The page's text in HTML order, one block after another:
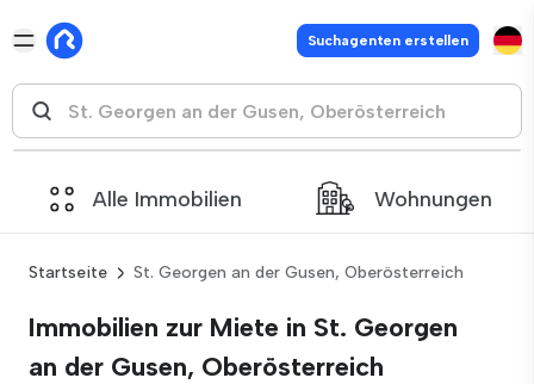
Suchagenten erstellen
Alle Immobilien Wohnungen
Startseite St. Georgen an der Gusen, Oberösterreich
Immobilien zur Miete in St. Georgen
an der Gusen, Oberösterreich